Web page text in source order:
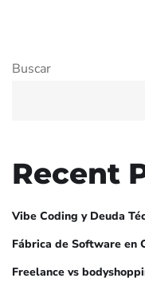
Buscar
Recent
Vibe Coding y Deuda
Fábrica de Software en
Freelance vs